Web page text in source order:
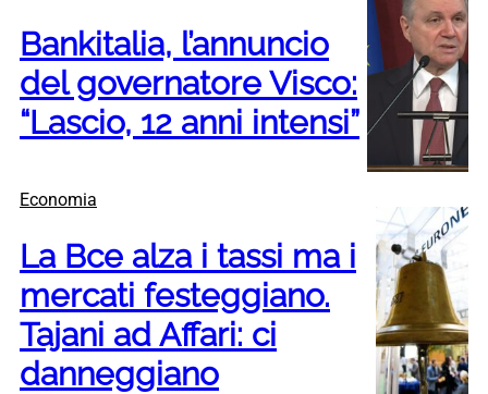
Bankitalia, l’annuncio
del governatore Visco:
“Lascio, 12 anni intensi”
Economia
La Bce alza i tassi ma i
mercati festeggiano.
Tajani ad Affari: ci
danneggiano